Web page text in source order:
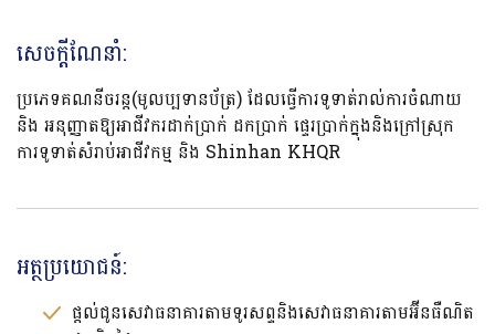
សេចក្តីណែនាំ:
ប្រភេទគណនីចរន្ត​(មូលប្បទានប័ត្រ)​ ដែលធ្វើការទូទាត់រាល់ការចំណាយ
និង​ អនុញ្ញាតឱ្យអាជីវករដាក់ប្រាក់ ដកប្រាក់​​​​ ផ្ទេរប្រាក់ក្នុងនិងក្រៅស្រុក
ការទូទាត់សំរាប់អាជីវកម្ម និង​​ Shinhan KHQR
អត្ថប្រយោជន៍:
ផ្តល់ជូនសេវាធនាគារតាមទូរសព្ទនិងសេវាធនាគារតាមអ៊ីនធឺណិត